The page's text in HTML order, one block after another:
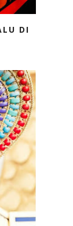
DI